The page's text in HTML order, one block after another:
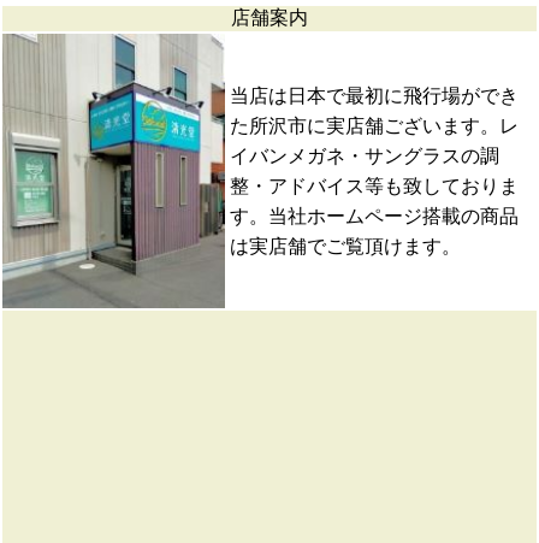
店舗案内
当店は日本で最初に飛行場ができ
た所沢市に実店舗ございます。レ
イバンメガネ・サングラスの調
整・アドバイス等も致しておりま
す。当社ホームページ搭載の商品
は実店舗でご覧頂けます。